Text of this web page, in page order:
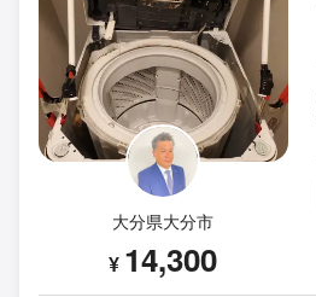
大分県大分市
¥ 14,300